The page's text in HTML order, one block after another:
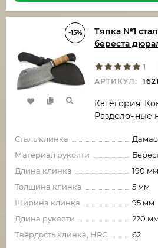
-15%
Тяпка №1
береста
1
АРТИКУЛ:
Категория:
Разделочные
Сталь клинка
Материал рукояти
Длина клинка
190 мм
Толщина клинка
5 мм
Ширина клинка
95 мм
Длина рукояти
220 мм
Твёрдость клинка, HRC
62